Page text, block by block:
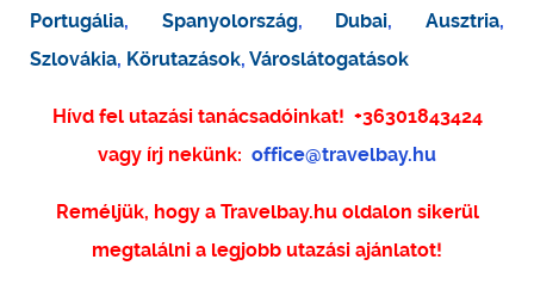
Portugália, Spanyolország, Dubai,Ausztria,
Szlovákia, Körutazások, Városlátogatások
Hívd fel utazási tanácsadóinkat! +36301843424
vagy írj nekünk: office@travelbay.hu
Reméljük, hogy a Travelbay.hu oldalon sikerül
megtalálni a legjobb utazási ajánlatot!